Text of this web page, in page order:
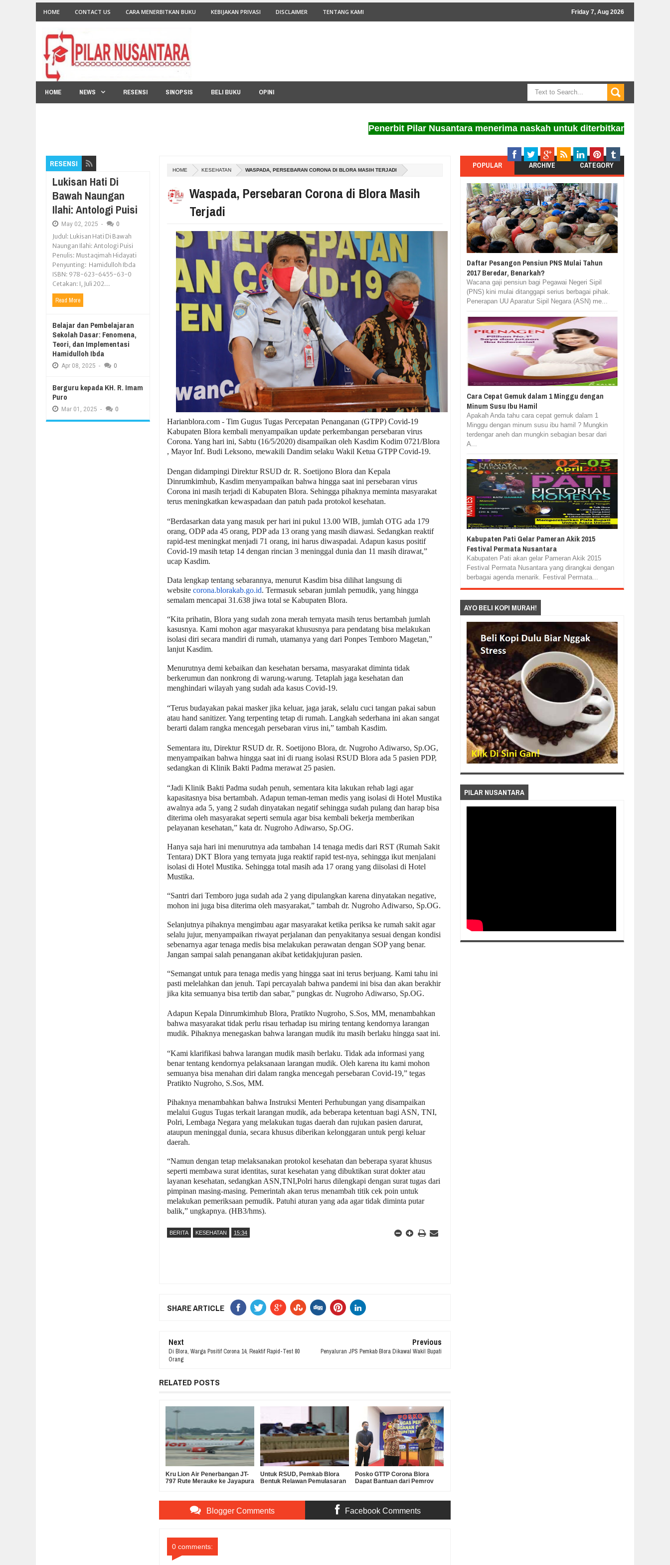
HOME CONTACT US CARA MENERBITKAN BUKU KEBIJAKAN PRIVASI DISCLAIMER TENTANG KAMI Friday 7, Aug 2026
HOME NEWS RESENSI SINOPSIS BELI BUKU OPINI
Penerbit Pilar Nusantara menerima naskah untuk diterbitkan. Informasi bisa
HOME KESEHATAN WASPADA, PERSEBARAN CORONA DI BLORA MASIH TERJADI
Waspada, Persebaran Corona di Blora Masih
Terjadi
Harianblora.com - Tim Gugus Tugas Percepatan Penanganan (GTPP) Covid-19
Kabupaten Blora kembali menyampaikan update perkembangan persebaran virus
Corona. Yang hari ini, Sabtu (16/5/2020) disampaikan oleh Kasdim Kodim 0721/Blora
, Mayor Inf. Budi Leksono, mewakili Dandim selaku Wakil Ketua GTPP Covid-19.
Dengan didampingi Direktur RSUD dr. R. Soetijono Blora dan Kepala
Dinrumkimhub, Kasdim menyampaikan bahwa hingga saat ini persebaran virus
Corona ini masih terjadi di Kabupaten Blora. Sehingga pihaknya meminta masyarakat
terus meningkatkan kewaspadaan dan patuh pada protokol kesehatan.
“Berdasarkan data yang masuk per hari ini pukul 13.00 WIB, jumlah OTG ada 179
orang, ODP ada 45 orang, PDP ada 13 orang yang masih diawasi. Sedangkan reaktif
rapid-test meningkat menjadi 71 orang, ini harus diwaspadai. Adapun kasus positif
Covid-19 masih tetap 14 dengan rincian 3 meninggal dunia dan 11 masih dirawat,”
ucap Kasdim.
Data lengkap tentang sebarannya, menurut Kasdim bisa dilihat langsung di
websitecorona.blorakab.go.id. Termasuk sebaran jumlah pemudik, yang hingga
semalam mencapai 31.638 jiwa total se Kabupaten Blora.
“Kita prihatin, Blora yang sudah zona merah ternyata masih terus bertambah jumlah
kasusnya. Kami mohon agar masyarakat khususnya para pendatang bisa melakukan
isolasi diri secara mandiri di rumah, utamanya yang dari Ponpes Temboro Magetan,”
lanjut Kasdim.
Menurutnya demi kebaikan dan kesehatan bersama, masyarakat diminta tidak
berkerumun dan nonkrong di warung-warung. Tetaplah jaga kesehatan dan
menghindari wilayah yang sudah ada kasus Covid-19.
“Terus budayakan pakai masker jika keluar, jaga jarak, selalu cuci tangan pakai sabun
atau hand sanitizer. Yang terpenting tetap di rumah. Langkah sederhana ini akan sangat
berarti dalam rangka mencegah persebaran virus ini,” tambah Kasdim.
Sementara itu, Direktur RSUD dr. R. Soetijono Blora, dr. Nugroho Adiwarso, Sp.OG,
menyampaikan bahwa hingga saat ini di ruang isolasi RSUD Blora ada 5 pasien PDP,
sedangkan di Klinik Bakti Padma merawat 25 pasien.
“Jadi Klinik Bakti Padma sudah penuh, sementara kita lakukan rehab lagi agar
kapasitasnya bisa bertambah. Adapun teman-teman medis yang isolasi di Hotel Mustika
awalnya ada 5, yang 2 sudah dinyatakan negatif sehingga sudah pulang dan harap bisa
diterima oleh masyarakat seperti semula agar bisa kembali bekerja memberikan
pelayanan kesehatan,” kata dr. Nugroho Adiwarso, Sp.OG.
Hanya saja hari ini menurutnya ada tambahan 14 tenaga medis dari RST (Rumah Sakit
Tentara) DKT Blora yang ternyata juga reaktif rapid test-nya, sehingga ikut menjalani
isolasi di Hotel Mustika. Sehingga total masih ada 17 orang yang diisolasi di Hotel
Mustika.
“Santri dari Temboro juga sudah ada 2 yang dipulangkan karena dinyatakan negative,
mohon ini juga bisa diterima oleh masyarakat,” tambah dr. Nugroho Adiwarso, Sp.OG.
Selanjutnya pihaknya mengimbau agar masyarakat ketika periksa ke rumah sakit agar
selalu jujur, menyampaikan riwayat perjalanan dan penyakitanya sesuai dengan kondisi
sebenarnya agar tenaga medis bisa melakukan perawatan dengan SOP yang benar.
Jangan sampai salah penanganan akibat ketidakjujuran pasien.
“Semangat untuk para tenaga medis yang hingga saat ini terus berjuang. Kami tahu ini
pasti melelahkan dan jenuh. Tapi percayalah bahwa pandemi ini bisa dan akan berakhir
jika kita semuanya bisa tertib dan sabar,” pungkas dr. Nugroho Adiwarso, Sp.OG.
Adapun Kepala Dinrumkimhub Blora, Pratikto Nugroho, S.Sos, MM, menambahkan
bahwa masyarakat tidak perlu risau terhadap isu miring tentang kendornya larangan
mudik. Pihaknya menegaskan bahwa larangan mudik itu masih berlaku hingga saat ini.
“Kami klarifikasi bahwa larangan mudik masih berlaku. Tidak ada informasi yang
benar tentang kendornya pelaksanaan larangan mudik. Oleh karena itu kami mohon
semuanya bisa menahan diri dalam rangka mencegah persebaran Covid-19,” tegas
Pratikto Nugroho, S.Sos, MM.
Pihaknya menambahkan bahwa Instruksi Menteri Perhubungan yang disampaikan
melalui Gugus Tugas terkait larangan mudik, ada beberapa ketentuan bagi ASN, TNI,
Polri, Lembaga Negara yang melakukan tugas daerah dan rujukan pasien darurat,
ataupun meninggal dunia, secara khusus diberikan kelonggaran untuk pergi keluar
daerah.
“Namun dengan tetap melaksanakan protokol kesehatan dan beberapa syarat khusus
seperti membawa surat identitas, surat kesehatan yang dibuktikan surat dokter atau
layanan kesehatan, sedangkan ASN,TNI,Polri harus dilengkapi dengan surat tugas dari
pimpinan masing-masing. Pemerintah akan terus menambah titik cek poin untuk
melakukan pemeriksaan pemudik. Patuhi aturan yang ada agar tidak diminta putar
balik,” ungkapnya. (HB3/hms).
BERITA KESEHATAN 15:34
SHARE ARTICLE
Next
Di Blora, Warga Positif Corona 14, Reaktif Rapid-Test 80
Orang
Previous
Penyaluran JPS Pemkab Blora Dikawal Wakil Bupati
RELATED POSTS
Kru Lion Air Penerbangan JT-
797 Rute Merauke ke Jayapura
Untuk RSUD, Pemkab Blora
Bentuk Relawan Pemulasaran
Posko GTTP Corona Blora
Dapat Bantuan dari Pemrov
Blogger Comments Facebook Comments
0 comments:
RESENSI
Lukisan Hati Di
Bawah Naungan
Ilahi: Antologi Puisi
May 02, 2025 - 0
Judul: Lukisan Hati Di Bawah
Naungan Ilahi: Antologi Puisi
Penulis: Mustaqimah Hidayati
Penyunting: Hamidulloh Ibda
ISBN: 978-623-6455-63-0
Cetakan: I, Juli 202...
Read More
Belajar dan Pembelajaran
Sekolah Dasar: Fenomena,
Teori, dan Implementasi
Hamidulloh Ibda
Apr 08, 2025 - 0
Berguru kepada KH. R. Imam
Puro
Mar 01, 2025 - 0
POPULAR ARCHIVE CATEGORY
Daftar Pesangon Pensiun PNS Mulai Tahun
2017 Beredar, Benarkah?
Wacana gaji pensiun bagi Pegawai Negeri Sipil
(PNS) kini mulai ditanggapi serius berbagai pihak.
Penerapan UU Aparatur Sipil Negara (ASN) me...
Cara Cepat Gemuk dalam 1 Minggu dengan
Minum Susu Ibu Hamil
Apakah Anda tahu cara cepat gemuk dalam 1
Minggu dengan minum susu ibu hamil ? Mungkin
terdengar aneh dan mungkin sebagian besar dari
A...
Kabupaten Pati Gelar Pameran Akik 2015
Festival Permata Nusantara
Kabupaten Pati akan gelar Pameran Akik 2015
Festival Permata Nusantara yang dirangkai dengan
berbagai agenda menarik. Festival Permata...
AYO BELI KOPI MURAH!
PILAR NUSANTARA